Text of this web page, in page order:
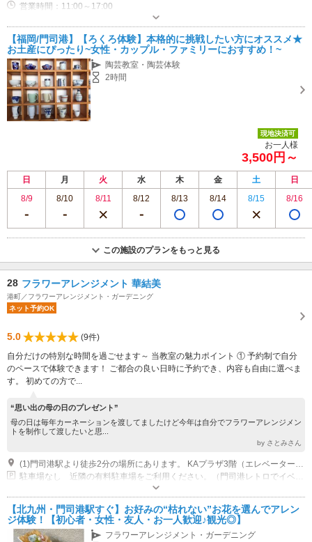
営業時間：11:00～17:00
【福岡/門司港】【ろくろ体験】本格的に挑戦したい方にオススメ★
お土産にぴったり~女性・カップル・ファミリーにおすすめ！~
陶芸教室・陶芸体験
2時間
現地決済可
お一人様
3,500円～
日 月 火 水 木 金 土
日
8/9
8/10 8/11 8/12 8/13 8/14 8/15 8/16
この施設のプランをもっと見る
28 フラワーアレンジメント 華結美
港町／フラワーアレンジメント・ガーデニング
ネット予約OK
5.0
(9件)
自分だけの特別な時間を過ごせます～ 当教室の魅力ポイント ① 予約制で自分
のペースで体験できます！ ご都合の良い日時に予約でき、内容も自由に選べま
す。 初めての方で...
“思い出の母の日のプレゼント”
母の日は毎年カーネーションを渡してましたけど今年は自分でフラワーアレンジメン
トを制作して渡したいと思...
by さとみさん
(1)門司港駅より徒歩2分の場所にあります。 KAプラザ3階（エレベーターなし）※エレベーターがないので3階までお気を付けてお越しください。
【北九州・門司港駅すぐ】お好みの“枯れない”お花を選んでアレン
ジ体験！【初心者・女性・友人・お一人歓迎♪観光◎】
フラワーアレンジメント・ガーデニング